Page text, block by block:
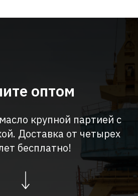
оптом
крупной партией с
Доставка от четырех
бесплатно!